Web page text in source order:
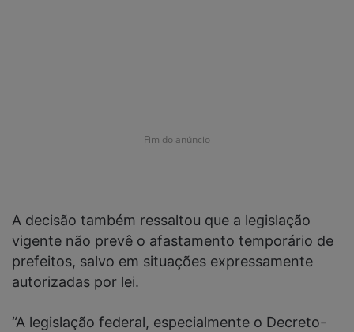
Fim do anúncio
A decisão também ressaltou que a legislação
vigente não prevê o afastamento temporário de
prefeitos, salvo em situações expressamente
autorizadas por lei.
“A legislação federal, especialmente o Decreto-